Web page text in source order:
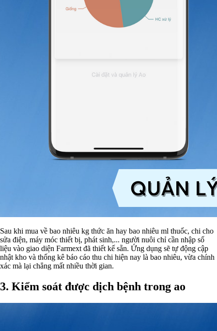
Sau khi mua về bao nhiêu kg thức ăn hay bao nhiêu ml thuốc, chi cho
sửa điện, máy móc thiết bị, phát sinh,... người nuôi chỉ cần nhập số
liệu vào giao diện Farmext đã thiết kế sẵn. Ứng dụng sẽ tự động cập
nhật kho và thống kê báo cáo thu chi hiện nay là bao nhiêu, vừa chính
xác mà lại chẳng mất nhiều thời gian.
3. Kiểm soát được dịch bệnh trong ao